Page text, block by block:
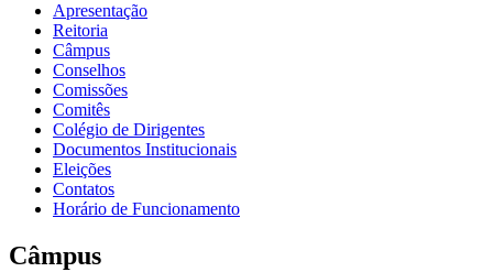
Apresentação
Reitoria
Câmpus
Conselhos
Comissões
Comitês
Colégio de Dirigentes
Documentos Institucionais
Eleições
Contatos
Horário de Funcionamento
Câmpus